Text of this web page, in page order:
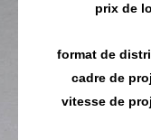
prix de
format de
cadre de
vitesse de